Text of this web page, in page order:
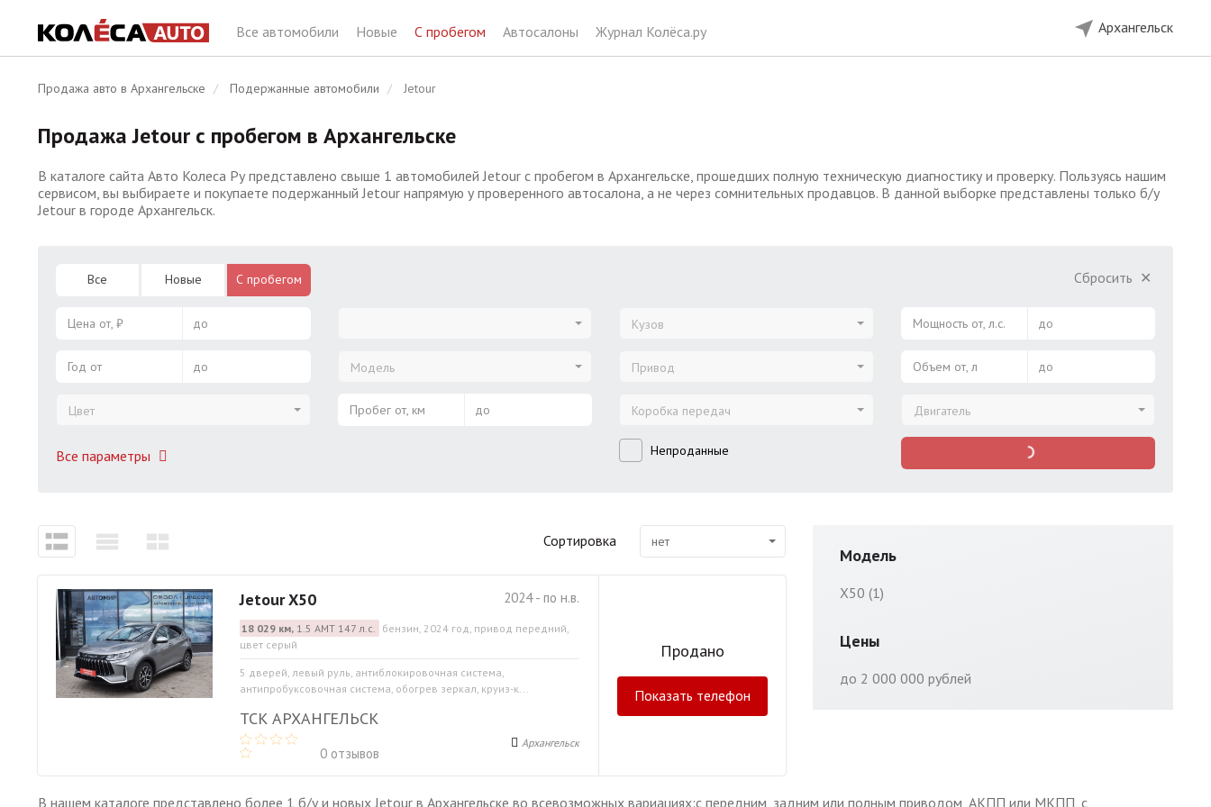
Все автомобили Новые С пробегом Автосалоны Журнал Колёса.ру Архангельск
Продажа авто в Архангельске Подержанные автомобили Jetour
Продажа Jetour с пробегом в Архангельске
В каталоге сайта Авто Колеса Ру представлено свыше 1 автомобилей Jetour с пробегом в Архангельске, прошедших полную техническую диагностику и проверку. Пользуясь нашим
сервисом, вы выбираете и покупаете подержанный Jetour напрямую у проверенного автосалона, а не через сомнительных продавцов. В данной выборке представлены только б/у
Jetour в городе Архангельск.
Все Новые С пробегом
Цена от, ₽ до
Год от до
Цвет
Все параметры
Модель
Пробег от, км до
Кузов
Привод
Коробка передач
Непроданные
Сбросить ✕
Мощность от, л.с. до
Объем от, л до
Двигатель
Сортировка нет
2024 - по н.в.
Jetour X50
18 029 км,1.5 АМТ 147 л.с. бензин, 2024 год, привод передний,
цвет серый
5 дверей, левый руль, антиблокировочная система,
антипробуксовочная система, обогрев зеркал, круиз-к...
ТСК АРХАНГЕЛЬСК
0 отзывов
Архангельск
Продано
Показать телефон
Модель
X50 (1)
Цены
до 2 000 000 рублей
В нашем каталоге представлено более 1 б/у и новых Jetour в Архангельске во всевозможных вариациях:с передним, задним или полным приводом, АКПП или МКПП, с